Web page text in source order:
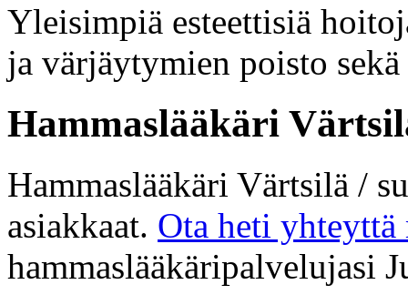
Yleisimpiä esteettisiä
ja värjäytymien poisto
Hammaslääkäri
Hammaslääkäri Värtsilä /
asiakkaat. Ota heti yhteyttä
hammaslääkäripalvelujasi